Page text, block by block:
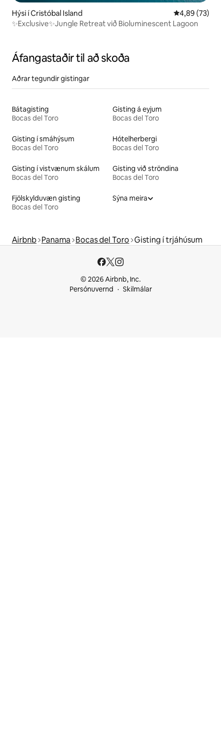
Hýsi í Cristóbal Island 4,89 af 5 í
4,89 (73)
✨Exclusive✨Jungle Retreat við Bioluminescent Lagoon
Áfangastaðir til að skoða
Aðrar tegundir gistingar
Bátagisting
Bocas del Toro
Gisting á eyjum
Bocas del Toro
Gisting í smáhýsum
Bocas del Toro
Hótelherbergi
Bocas del Toro
Gisting í vistvænum skálum
Bocas del Toro
Gisting við ströndina
Bocas del Toro
Fjölskylduvæn gisting
Bocas del Toro
Sýna meira
Airbnb Panama Bocas del Toro Gisting í trjáhúsum
© 2026 Airbnb, Inc.
Persónuvernd
Skilmálar